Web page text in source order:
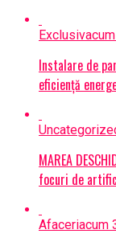
Exclusiv
Instalare de
eficiență
MAREA
focuri de
Afaceriacum